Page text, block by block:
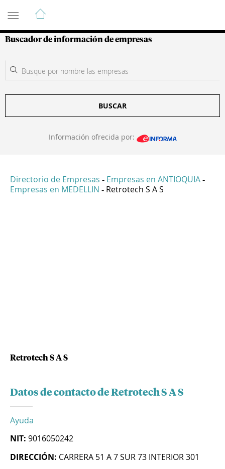
Guía de Empresas Colombianas
Buscador de información de empresas
BUSCAR
Información ofrecida por:
Directorio de Empresas - Empresas en ANTIOQUIA -
Empresas en MEDELLIN - Retrotech S A S
Retrotech S A S
Datos de contacto de Retrotech S A S
Ayuda
NIT: 9016050242
DIRECCIÓN: CARRERA 51 A 7 SUR 73 INTERIOR 301